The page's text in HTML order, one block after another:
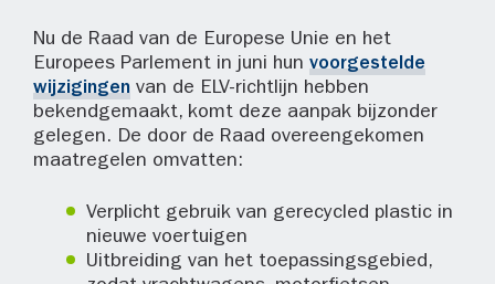
Nu de Raad van de Europese Unie en het
Europees Parlement in juni hun voorgestelde
wijzigingen van de ELV-richtlijn hebben
bekendgemaakt, komt deze aanpak bijzonder
gelegen. De door de Raad overeengekomen
maatregelen omvatten:
Verplicht gebruik van gerecycled plastic in
nieuwe voertuigen
Uitbreiding van het toepassingsgebied,